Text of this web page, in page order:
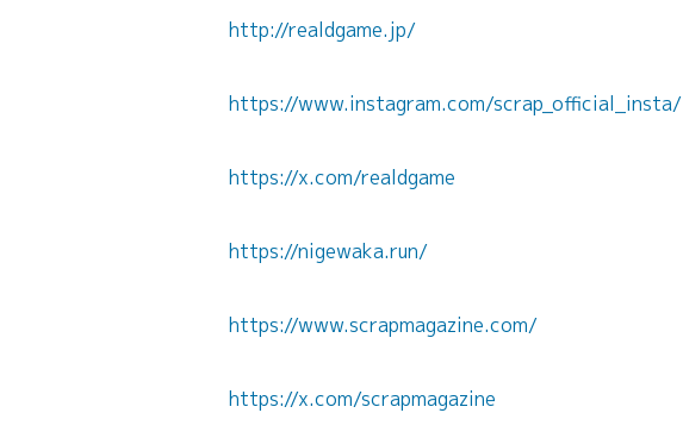
http://realdgame.jp/
https://www.instagram.com/scrap_official_insta/
https://x.com/realdgame
https://nigewaka.run/
https://www.scrapmagazine.com/
https://x.com/scrapmagazine